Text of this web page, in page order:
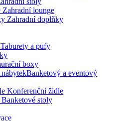
Zahradní lounge
Zahradní doplňky
Taburety a pufy
boxy
Banketový a eventový
Konferenční židle
Banketové stoly